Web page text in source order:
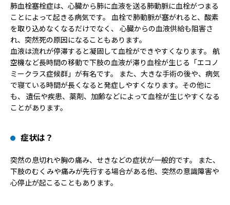
肺血栓塞栓症は、心臓から肺に血液を送る肺動脈に血栓がつまる
ことによって起きる病気です。 血栓で肺動脈が塞がれると、酸素
を取り込めなくなるだけでなく、 心臓からの血液供給も阻害さ
れ、突然死の原因になることもあります。
血液は流れが停滞すると凝固して血栓ができやすくなります。 航
空機など長時間の移動で下肢の血液が滞り血栓が生じる「エコノ
ミークラス症候群」が有名です。 また、大きな手術の後や、病気
で寝ている時間が長くなると発症しやすくなります。その他に
も、 遺伝や疾患、薬剤、加齢などによって血栓が生じやすくなる
ことがあります。
症状は？
突然の息切れや胸の痛み、せきなどの症状が一般的です。 また、
下肢のむくみや痛みが先行する場合がある他、突然の意識障害や
心停止が起こることもあります。